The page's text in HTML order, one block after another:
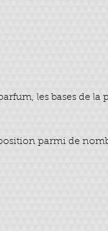
les bases de la
parmi de